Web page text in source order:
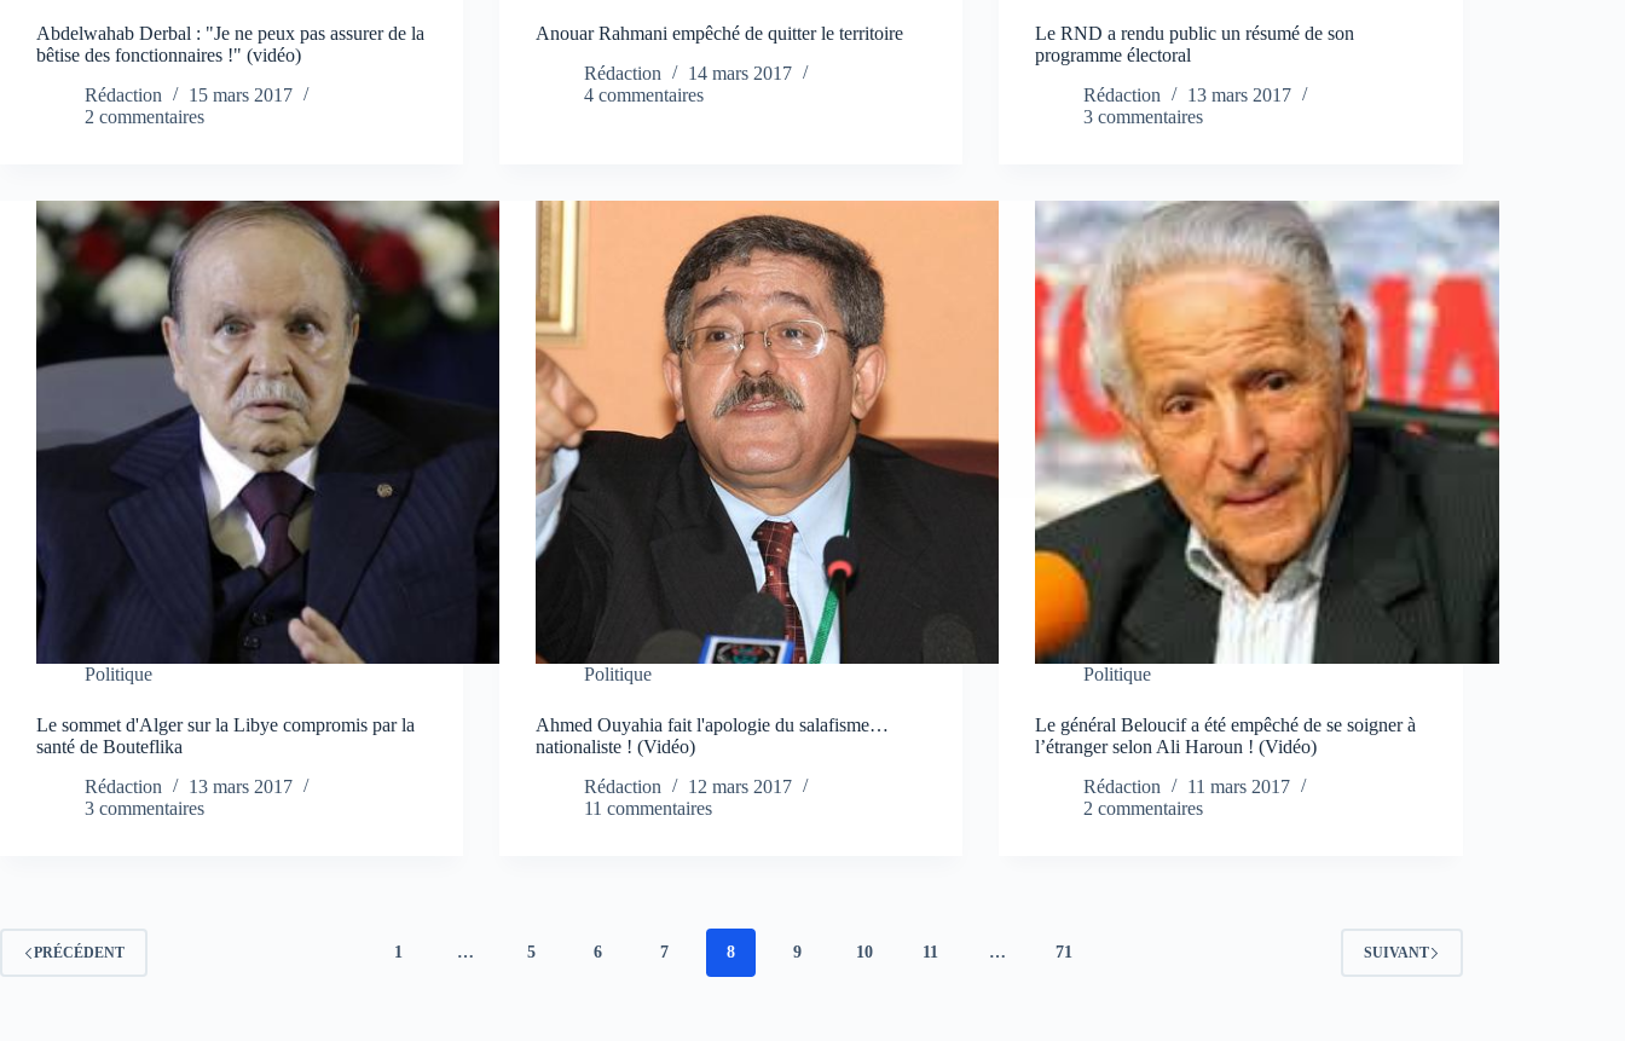
Abdelwahab Derbal : "Je ne peux pas assurer de la
bêtise des fonctionnaires !" (vidéo)
Rédaction
15 mars 2017
2 commentaires
Anouar Rahmani empêché de quitter le territoire
Rédaction
14 mars 2017
4 commentaires
Le RND a rendu public un résumé de son
programme électoral
Rédaction
13 mars 2017
3 commentaires
Politique
Le sommet d'Alger sur la Libye compromis par la
santé de Bouteflika
Rédaction
13 mars 2017
3 commentaires
Politique
Ahmed Ouyahia fait l'apologie du salafisme…
nationaliste ! (Vidéo)
Rédaction
12 mars 2017
11 commentaires
Politique
Le général Beloucif a été empêché de se soigner à
l’étranger selon Ali Haroun ! (Vidéo)
Rédaction
11 mars 2017
2 commentaires
PRÉCÉDENT 1 … 5 6 7 8 9 10 11 … 71 SUIVANT